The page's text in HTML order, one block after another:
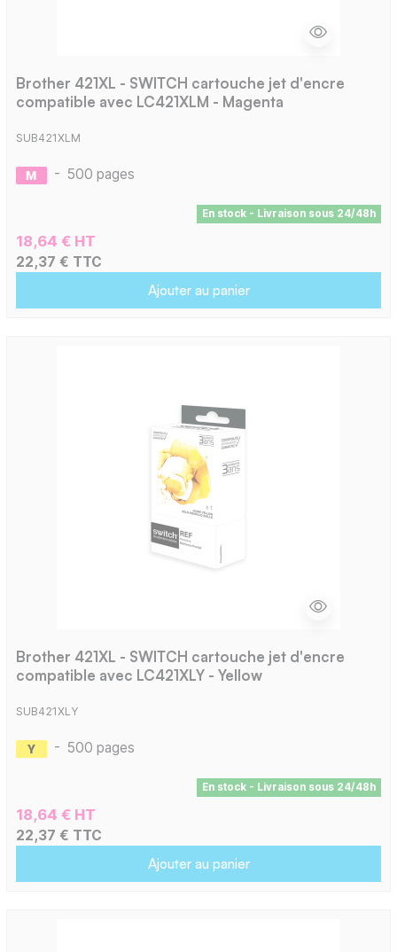
Brother 421XL - SWITCH cartouche jet d'encre
compatible avec LC421XLM - Magenta
SUB421XLM
- 500 pages
En stock - Livraison sous 24/48h
18,64 € HT
22,37 € TTC
Ajouter au panier
Brother 421XL - SWITCH cartouche jet d'encre
compatible avec LC421XLY - Yellow
SUB421XLY
- 500 pages
En stock - Livraison sous 24/48h
18,64 € HT
22,37 € TTC
Ajouter au panier